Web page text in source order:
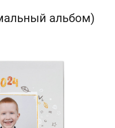
альбом)